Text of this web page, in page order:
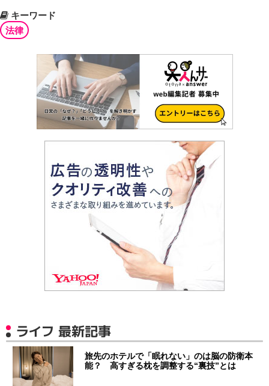
キーワード
法律
ライフ 最新記事
旅先のホテルで「眠れない」のは脳の防衛本
能？ 高すぎる枕を調整する“裏技”とは